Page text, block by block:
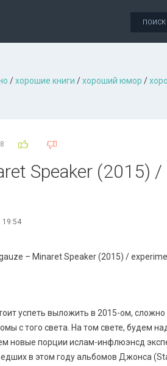
/хорошие книги /хороший юмор /
Speaker (2015)
19:54
успеть выложить в 2015-ом,
с того света. На том свете, будем
новые порции ислам-инфлюэнсд
в этом году альбомов Джонса